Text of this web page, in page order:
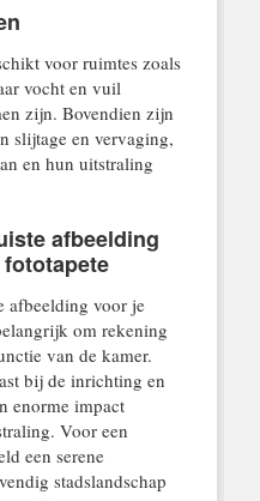
voor ruimtes zoals
vocht en vuil
zijn. Bovendien zijn
slijtage en vervaging,
en hun uitstraling
afbeelding
afbeelding voor je
om rekening
van de kamer.
bij de inrichting en
enorme impact
Voor een
een serene
stadslandschap